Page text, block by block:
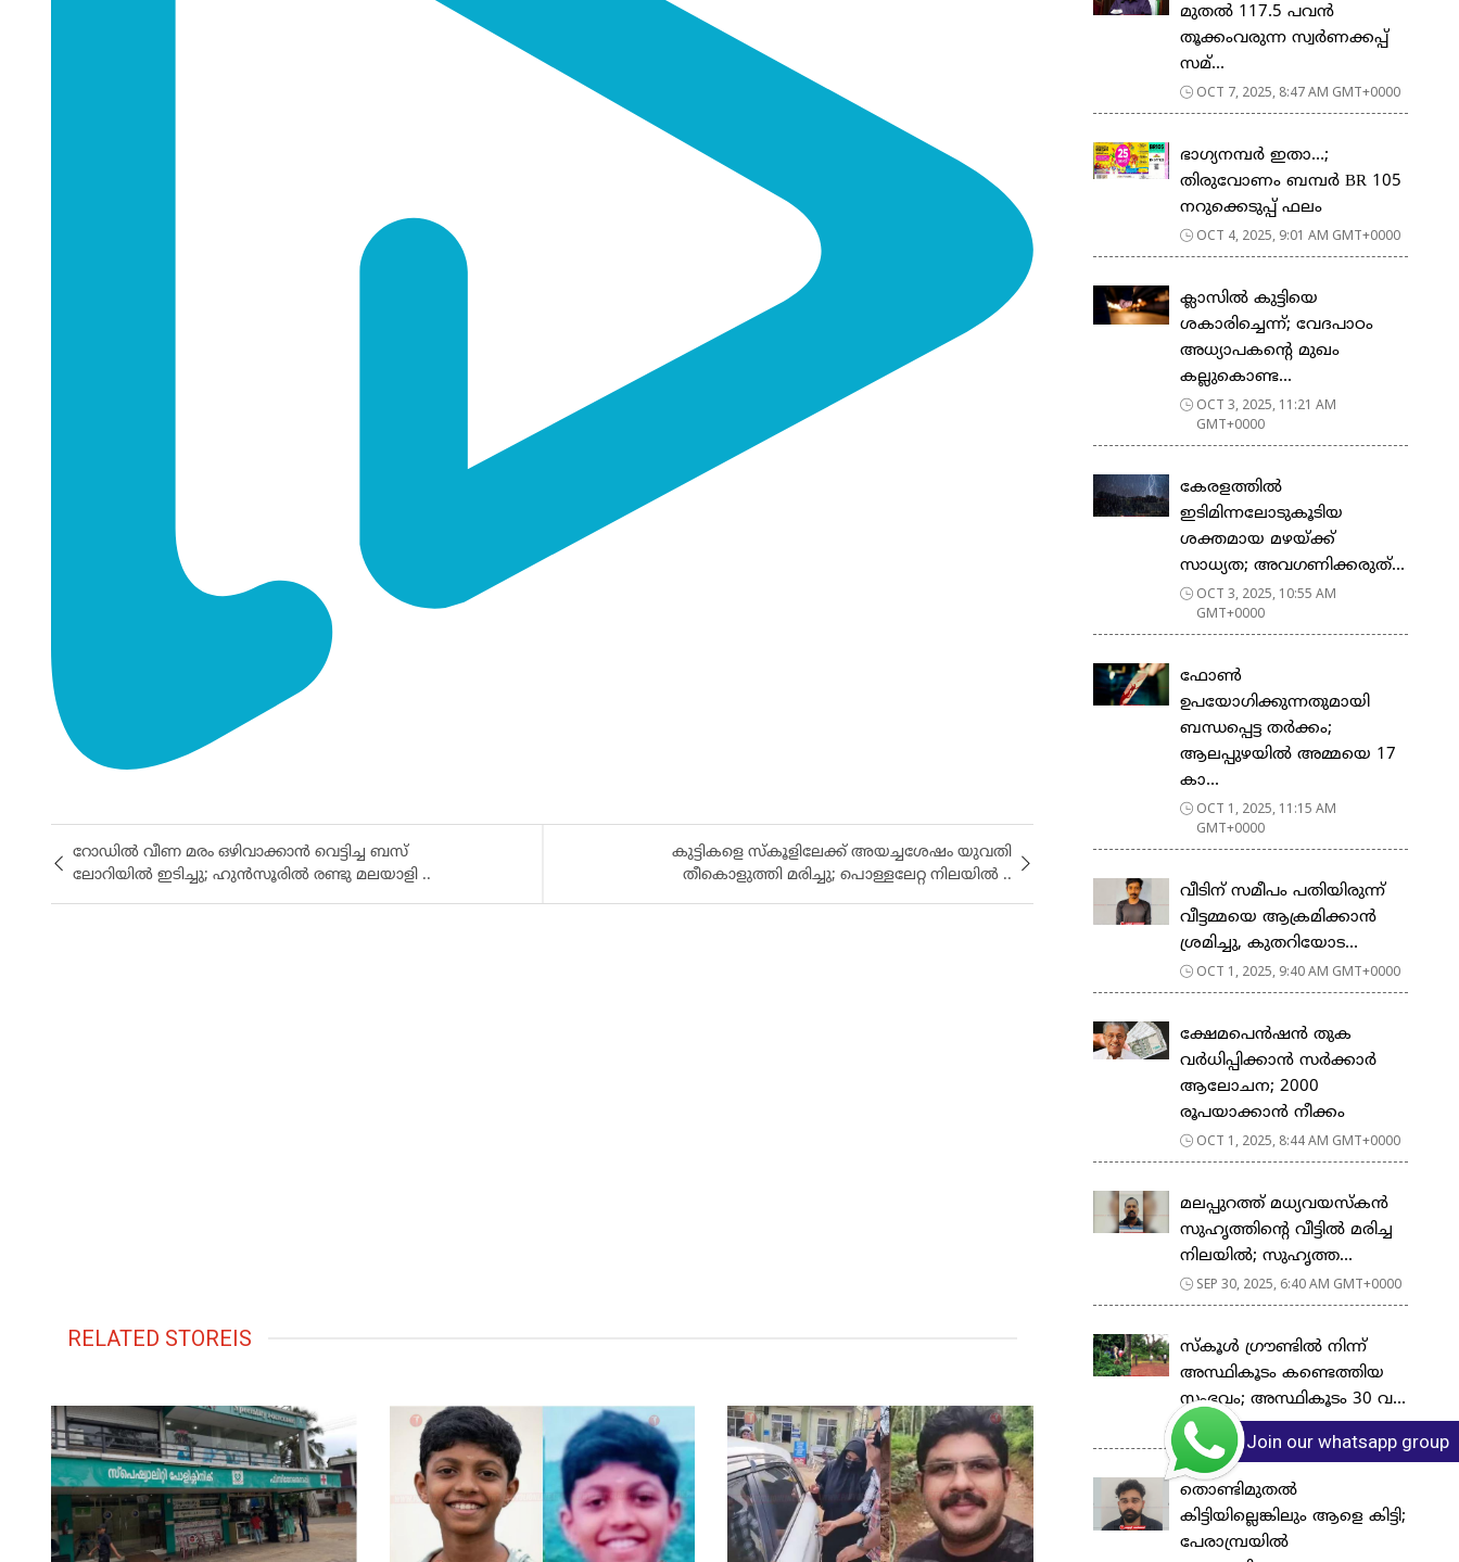
റോഡിൽ വീണ മരം ഒഴിവാക്കാൻ വെട്ടിച്ച ബസ്
ലോറിയിൽ ഇടിച്ചു; ഹുൻസൂരിൽ രണ്ടു മലയാളി ..
കുട്ടികളെ സ്കൂളിലേക്ക് അയച്ചശേഷം യുവതി
തീകൊളുത്തി മരിച്ചു; പൊള്ളലേറ്റ നിലയിൽ ..
RELATED STOREIS
മുതൽ 117.5 പവൻ
തൂക്കംവരുന്ന സ്വർണക്കപ്പ്
സമ്...
OCT 7, 2025, 8:47 AM GMT+0000
ഭാഗ്യനമ്പർ ഇതാ…;
തിരുവോണം ബമ്പർ BR 105
നറുക്കെടുപ്പ് ഫലം
OCT 4, 2025, 9:01 AM GMT+0000
ക്ലാസിൽ കുട്ടിയെ
ശകാരിച്ചെന്ന്; വേദപാഠം
അധ്യാപകന്റെ മുഖം
കല്ലുകൊണ്ട...
OCT 3, 2025, 11:21 AM
GMT+0000
കേരളത്തില്‍
ഇടിമിന്നലോടുകൂടിയ
ശക്തമായ മഴയ്ക്ക്
സാധ്യത; അവഗണിക്കരുത്...
OCT 3, 2025, 10:55 AM
GMT+0000
ഫോൺ
ഉപയോഗിക്കുന്നതുമായി
ബന്ധപ്പെട്ട തർക്കം;
ആലപ്പുഴയിൽ അമ്മയെ 17
കാ...
OCT 1, 2025, 11:15 AM
GMT+0000
വീടിന് സമീപം പതിയിരുന്ന്
വീട്ടമ്മയെ ആക്രമിക്കാൻ
ശ്രമിച്ചു, കുതറിയോട...
OCT 1, 2025, 9:40 AM GMT+0000
ക്ഷേമപെൻഷൻ തുക
വർധിപ്പിക്കാൻ സർക്കാർ
ആലോചന; 2000
രൂപയാക്കാൻ നീക്കം
OCT 1, 2025, 8:44 AM GMT+0000
മലപ്പുറത്ത് മധ്യവയസ്കൻ
സുഹൃത്തിന്‍റെ വീട്ടിൽ മരിച്ച
നിലയിൽ; സുഹൃത്ത...
SEP 30, 2025, 6:40 AM GMT+0000
സ്കൂള്‍ ഗ്രൗണ്ടിൽ നിന്ന്
അസ്ഥികൂടം കണ്ടെത്തിയ
സംഭവം; അസ്ഥികൂടം 30 വ...
SEP 21, 2025, 5:17 AM GMT+0000
തൊണ്ടിമുതല്‍
കിട്ടിയില്ലെങ്കിലും ആളെ കിട്ടി;
പേരാമ്പ്രയിൽ
Join our whatsapp group